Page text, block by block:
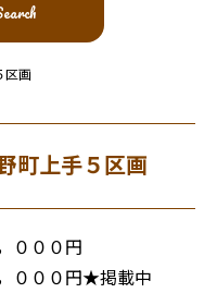
区画
町上手５区画
００円
００円★掲載中